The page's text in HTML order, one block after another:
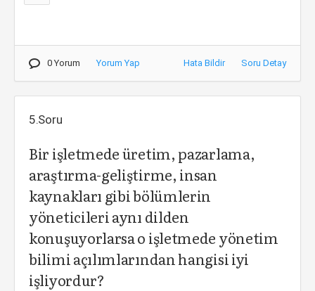
0 Yorum Yorum Yap Hata Bildir Soru Detay
5.Soru
Bir işletmede üretim, pazarlama,
araştırma-geliştirme, insan
kaynakları gibi bölümlerin
yöneticileri aynı dilden
konuşuyorlarsa o işletmede yönetim
bilimi açılımlarından hangisi iyi
işliyordur?